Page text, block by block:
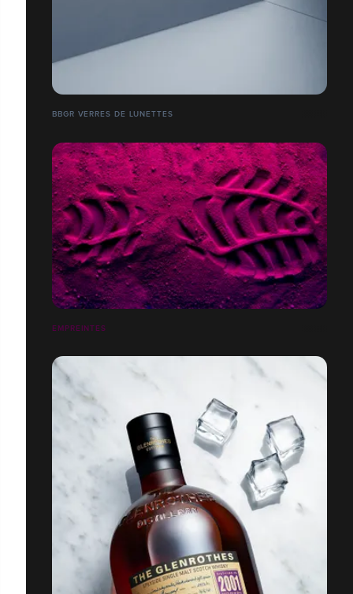
BBGR VERRES DE LUNETTES
EMPREINTES